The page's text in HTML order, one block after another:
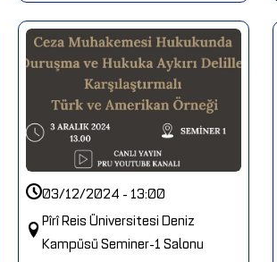
03/12/2024 - 13:00
Pîrî Reis Üniversitesi Deniz
Kampüsü Seminer-1 Salonu